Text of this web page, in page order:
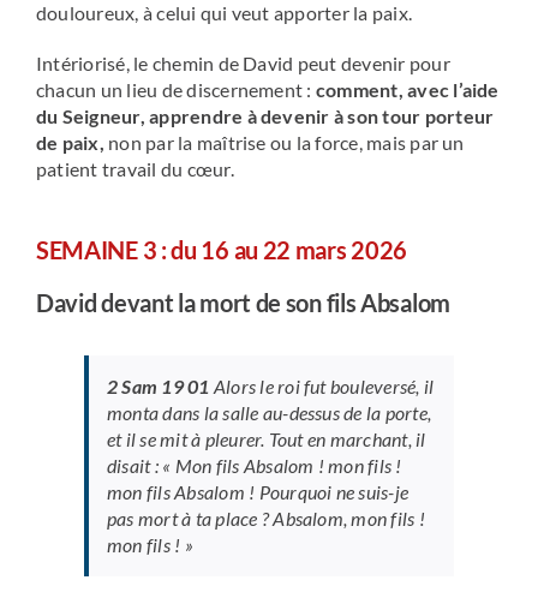
douloureux, à celui qui veut apporter la paix.
Intériorisé, le chemin de David peut devenir pour
chacun un lieu de discernement : comment, avec l’aide
du Seigneur, apprendre à devenir à son tour porteur
de paix, non par la maîtrise ou la force, mais par un
patient travail du cœur.
SEMAINE 3 :du 16 au 22 mars 2026
David devant la mort de son fils Absalom
2 Sam 19 01 Alors le roi fut bouleversé, il
monta dans la salle au-dessus de la porte,
et il se mit à pleurer. Tout en marchant, il
disait : « Mon fils Absalom ! mon fils !
mon fils Absalom ! Pourquoi ne suis-je
pas mort à ta place ? Absalom, mon fils !
mon fils ! »